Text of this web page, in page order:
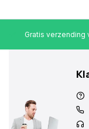
Gratis verzending